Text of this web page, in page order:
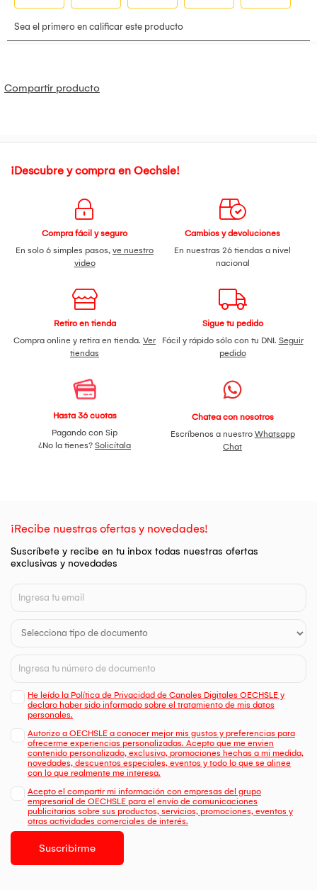
Compartir producto
¡Descubre y compra en Oechsle!
Compra fácil y seguro
En solo 6 simples pasos, ve nuestro
video
Cambios y devoluciones
En nuestras 26 tiendas a nivel
nacional
Retiro en tienda
Compra online y retira en tienda. Ver
tiendas
Sigue tu pedido
Fácil y rápido sólo con tu DNI. Seguir
pedido
Hasta 36 cuotas
Pagando con Sip
¿No la tienes? Solicítala
Chatea con nosotros
Escríbenos a nuestro Whatsapp
Chat
¡Recibe nuestras ofertas y novedades!
Suscríbete y recibe en tu inbox todas nuestras ofertas
exclusivas y novedades
He leído la Política de Privacidad de Canales Digitales OECHSLE y
declaro haber sido informado sobre el tratamiento de mis datos
personales.
Autorizo a OECHSLE a conocer mejor mis gustos y preferencias para
ofrecerme experiencias personalizadas. Acepto que me envien
contenido personalizado, exclusivo, promociones hechas a mi medida,
novedades, descuentos especiales, eventos y todo lo que se alinee
con lo que realmente me interesa.
Acepto el compartir mi información con empresas del grupo
empresarial de OECHSLE para el envío de comunicaciones
publicitarias sobre sus productos, servicios, promociones, eventos y
otras actividades comerciales de interés.
Suscribirme